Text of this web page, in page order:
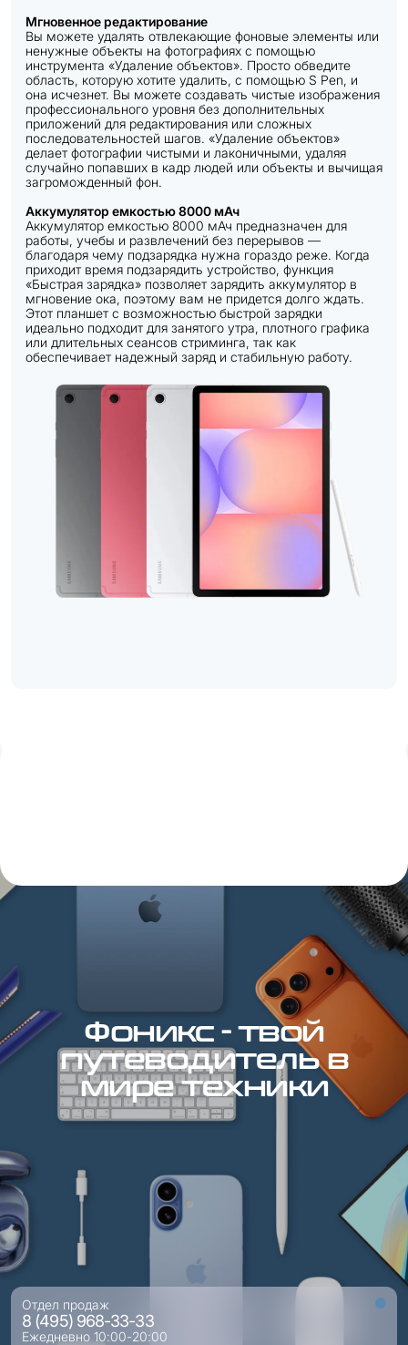
Мгновенное редактирование
Вы можете удалять отвлекающие фоновые элементы или
ненужные объекты на фотографиях с помощью
инструмента «Удаление объектов». Просто обведите
область, которую хотите удалить, с помощью S Pen, и
она исчезнет. Вы можете создавать чистые изображения
профессионального уровня без дополнительных
приложений для редактирования или сложных
последовательностей шагов. «Удаление объектов»
делает фотографии чистыми и лаконичными, удаляя
случайно попавших в кадр людей или объекты и вычищая
загроможденный фон.
Аккумулятор емкостью 8000 мАч
Аккумулятор емкостью 8000 мАч предназначен для
работы, учебы и развлечений без перерывов —
благодаря чему подзарядка нужна гораздо реже. Когда
приходит время подзарядить устройство, функция
«Быстрая зарядка» позволяет зарядить аккумулятор в
мгновение ока, поэтому вам не придется долго ждать.
Этот планшет с возможностью быстрой зарядки
идеально подходит для занятого утра, плотного графика
или длительных сеансов стриминга, так как
обеспечивает надежный заряд и стабильную работу.
Фоникс - твой
путеводитель в
мире техники
Отдел продаж
8 (495) 968-33-33
Ежедневно 10:00-20:00